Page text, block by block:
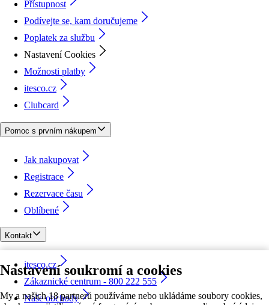
Nastavení soukromí a cookies
My a našich 18 partnerů používáme nebo ukládáme soubory cookies,
Přístupnost
Podívejte se, kam doručujeme
Poplatek za službu
Nastavení Cookies
Možnosti platby
itesco.cz
Clubcard
Pomoc s prvním nákupem
Jak nakupovat
Registrace
Rezervace času
Oblíbené
Kontakt
itesco.cz
Zákaznické centrum - 800 222 555
Naše obchody